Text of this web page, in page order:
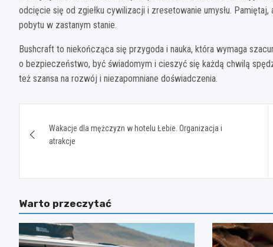
odcięcie się od zgiełku cywilizacji i zresetowanie umysłu.
pobytu w zastanym stanie.
Bushcraft to niekończąca się przygoda i nauka, która wymaga
o bezpieczeństwo, być świadomym i cieszyć się każdą chwilą
też szansa na rozwój i niezapomniane doświadczenia.
wpisu
Wakacje dla mężczyzn w hotelu Łebie. Organizacja i
atrakcje
Warto przeczytać